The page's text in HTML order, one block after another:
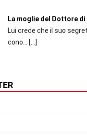
La moglie del Dottore
Lui crede che il suo
cono... […]